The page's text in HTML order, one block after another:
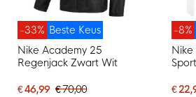
Beste Keus
-33%
Nike Academy 25
Regenjack Zwart Wit
€ 46,99 € 70,00
-8%
Nike
€